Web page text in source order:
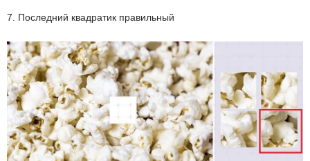
7. Последний квадратик правильный